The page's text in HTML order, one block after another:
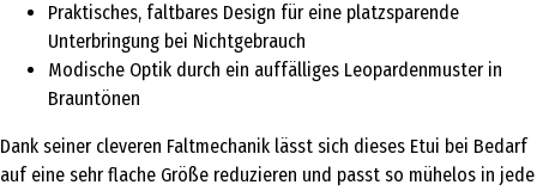
Praktisches, faltbares Design für eine platzsparende
Unterbringung bei Nichtgebrauch
Modische Optik durch ein auffälliges Leopardenmuster in
Brauntönen
Dank seiner cleveren Faltmechanik lässt sich dieses Etui bei Bedarf
auf eine sehr flache Größe reduzieren und passt so mühelos in jede